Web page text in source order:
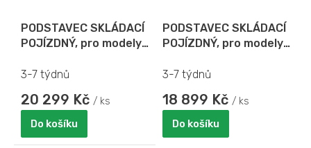
PODSTAVEC SKLÁDACÍ
POJÍZDNÝ, pro modely
3-7 týdnů
20 299 Kč / ks
Do košíku
PODSTAVEC SKLÁDACÍ
POJÍZDNÝ, pro modely
3-7 týdnů
18 899 Kč / ks
Do košíku